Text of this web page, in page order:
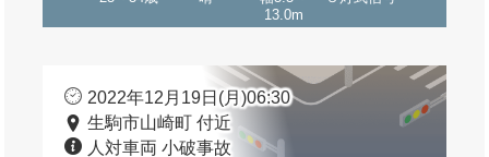
13.0m
2022年12月19日(月)06:30
生駒市山崎町 付近
人対車両 小破事故